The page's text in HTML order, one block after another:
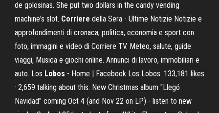
de golosinas. She put two dollars in the candy vending
machine's slot. Corriere della Sera - Ultime Notizie Notizie e
approfondimenti di cronaca, politica, economia e sport con
foto, immagini e video di Corriere TV. Meteo, salute, guide
viaggi, Musica e giochi online. Annunci di lavoro, immobiliari e
auto. Los Lobos - Home | Facebook Los Lobos. 133,181 likes
· 2,659 talking about this. New Christmas album "Llegó
Navidad" coming Oct 4 (and Nov 22 on LP) - listen to new